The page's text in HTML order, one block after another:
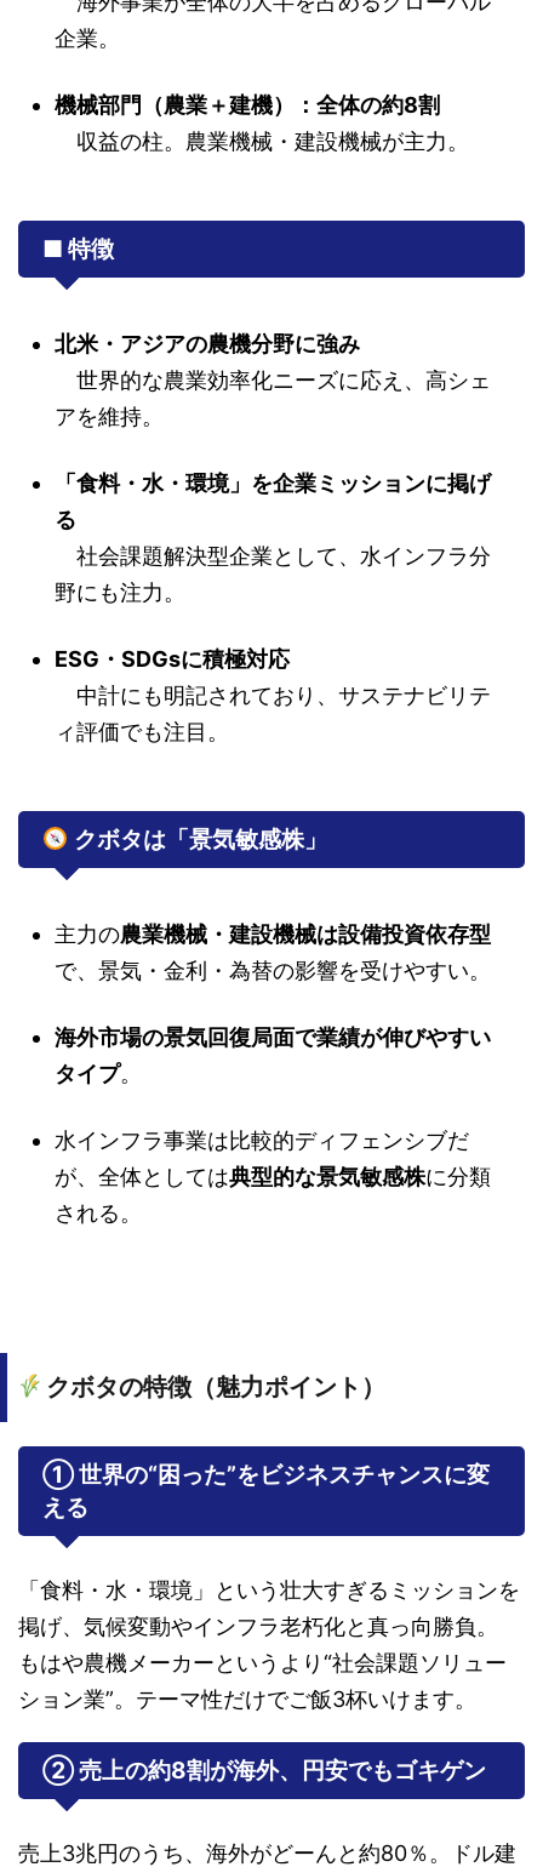
企業。
機械部門（農業＋建機）：全体の約8割
収益の柱。農業機械・建設機械が主力。
■ 特徴
北米・アジアの農機分野に強み
世界的な農業効率化ニーズに応え、高シェ
アを維持。
「食料・水・環境」を企業ミッションに掲げ
る
社会課題解決型企業として、水インフラ分
野にも注力。
ESG・SDGsに積極対応
中計にも明記されており、サステナビリテ
ィ評価でも注目。
クボタは「景気敏感株」
主力の農業機械・建設機械は設備投資依存型
で、景気・金利・為替の影響を受けやすい。
海外市場の景気回復局面で業績が伸びやすい
タイプ。
水インフラ事業は比較的ディフェンシブだ
が、全体としては典型的な景気敏感株に分類
される。
クボタの特徴（魅力ポイント）
① 世界の“困った”をビジネスチャンスに変
える
「食料・水・環境」という壮大すぎるミッションを
掲げ、気候変動やインフラ老朽化と真っ向勝負。
もはや農機メーカーというより“社会課題ソリュー
ション業”。テーマ性だけでご飯3杯いけます。
② 売上の約8割が海外、円安でもゴキゲン
売上3兆円のうち、海外がどーんと約80％。ドル建